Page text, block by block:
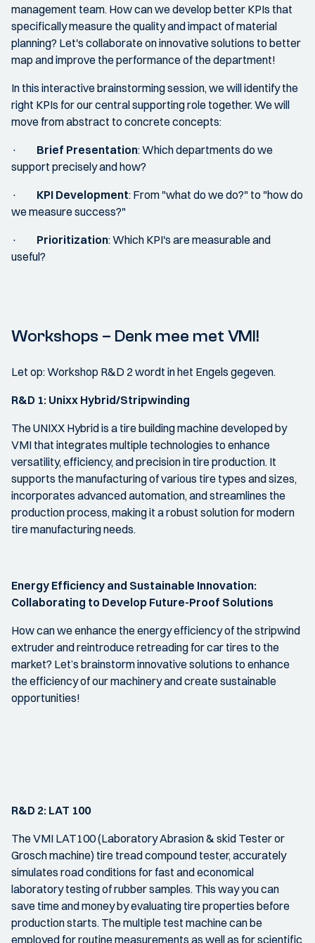
management team. How can we develop better KPIs that
specifically measure the quality and impact of material
planning? Let's collaborate on innovative solutions to better
map and improve the performance of the department!
In this interactive brainstorming session, we will identify the
right KPIs for our central supporting role together. We will
move from abstract to concrete concepts:
· Brief Presentation: Which departments do we
support precisely and how?
· KPI Development: From "what do we do?" to "how do
we measure success?"
· Prioritization: Which KPI's are measurable and
useful?
Workshops – Denk mee met VMI!
Let op: Workshop R&D 2 wordt in het Engels gegeven.
R&D 1: Unixx Hybrid/Stripwinding
The UNIXX Hybrid is a tire building machine developed by
VMI that integrates multiple technologies to enhance
versatility, efficiency, and precision in tire production. It
supports the manufacturing of various tire types and sizes,
incorporates advanced automation, and streamlines the
production process, making it a robust solution for modern
tire manufacturing needs.
Energy Efficiency and Sustainable Innovation:
Collaborating to Develop Future-Proof Solutions
How can we enhance the energy efficiency of the stripwind
extruder and reintroduce retreading for car tires to the
market? Let’s brainstorm innovative solutions to enhance
the efficiency of our machinery and create sustainable
opportunities!
R&D 2: LAT 100
The VMI LAT100 (Laboratory Abrasion & skid Tester or
Grosch machine) tire tread compound tester, accurately
simulates road conditions for fast and economical
laboratory testing of rubber samples. This way you can
save time and money by evaluating tire properties before
production starts. The multiple test machine can be
employed for routine measurements as well as for scientific